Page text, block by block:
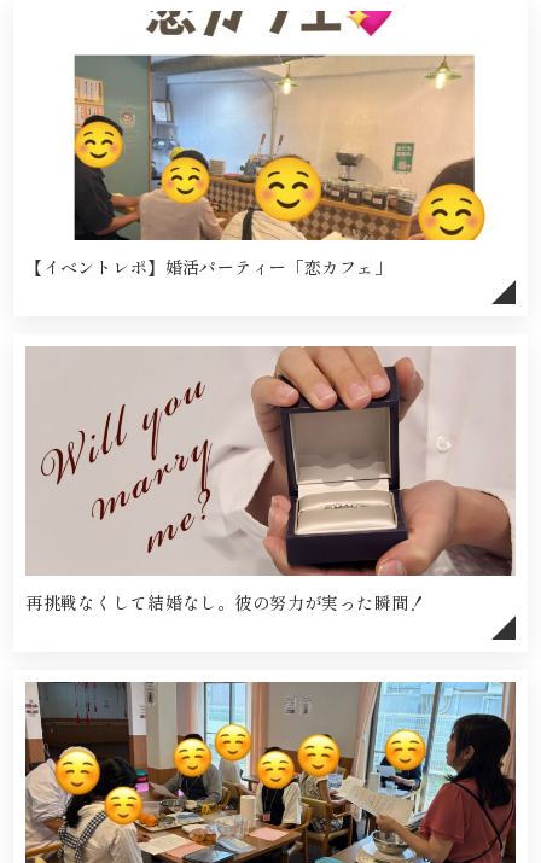
【イベントレポ】婚活パーティー「恋カフェ」
再挑戦なくして結婚なし。彼の努力が実った瞬間！